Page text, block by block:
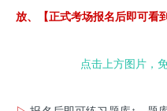
放、【正式考场报名后即可看
点击上方图片，